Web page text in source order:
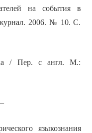
на события в
2006. № 10. С.
/ Пер. с англ. М.:
языкознания